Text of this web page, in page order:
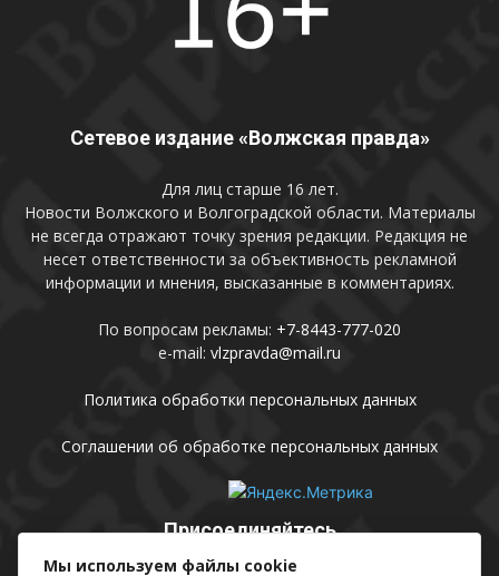
Сетевое издание «Волжская правда»
Для лиц старше 16 лет.
Новости Волжского и Волгоградской области. Материалы
не всегда отражают точку зрения редакции. Редакция не
несет ответственности за объективность рекламной
информации и мнения, высказанные в комментариях.
По вопросам рекламы: +7-8443-777-020
e-mail: vlzpravda@mail.ru
Политика обработки персональных данных
Соглашении об обработке персональных данных
Присоединяйтесь
Мы используем файлы cookie